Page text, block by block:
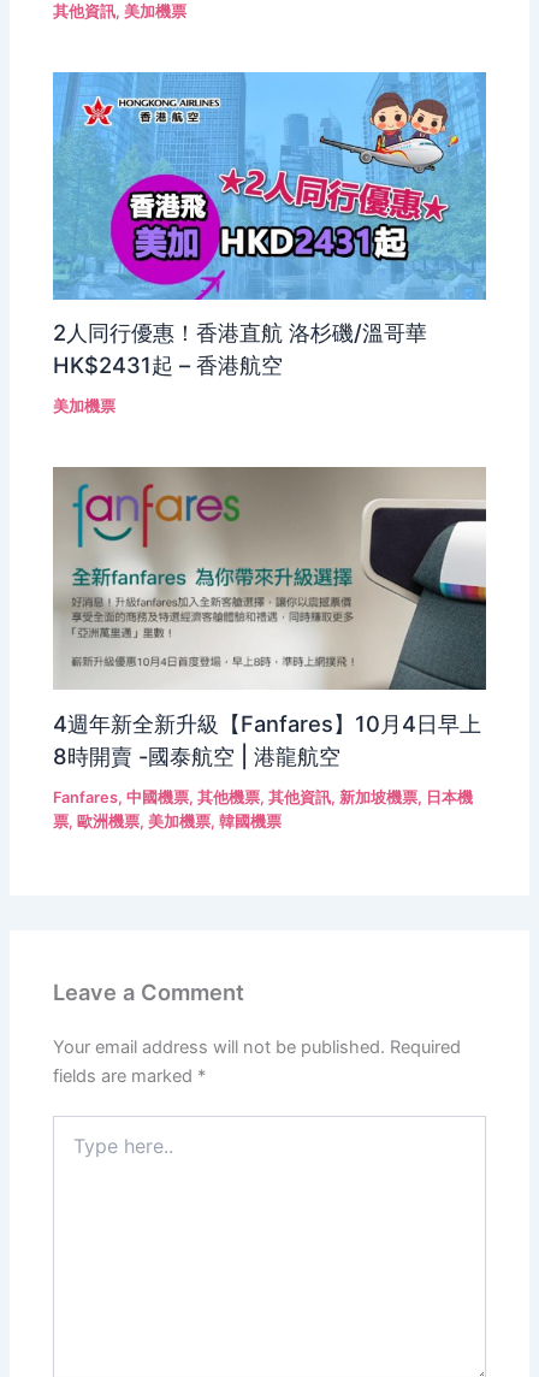
其他資訊,美加機票
2人同行優惠！香港直航 洛杉磯/溫哥華
HK$2431起 – 香港航空
美加機票
4週年新全新升級【Fanfares】10月4日早上
8時開賣 -國泰航空 | 港龍航空
Fanfares,中國機票,其他機票,其他資訊,新加坡機票, 日本機
票,歐洲機票,美加機票,韓國機票
Leave a Comment
Your email address will not be published. Required
fields are marked *
here..